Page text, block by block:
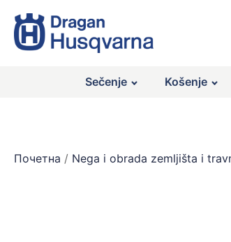
Sečenje Košenje
Почетна / Nega i obrada zemljišta i